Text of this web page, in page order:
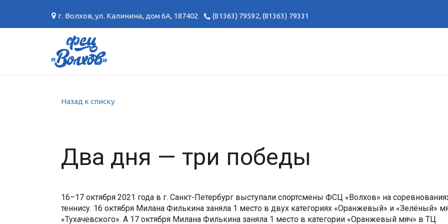
г. Волхов,ул. Калинина, дом 6А, 187402 (81363) 79592,(81363) 79331
Назад к списку
Два дня — три победы
16–17 октября 2021 года в г. Санкт-Петербург выступали спортсмены ФСЦ «Волхов» на
теннису. 16 октября Милана Филькина заняла 1 место в двух категориях «Оранжевый» и «Зелёный»
«Тухачевского». А 17 октября Милана Филькина заняла 1 место в категории «Оранжевый мяч» в ТЦ